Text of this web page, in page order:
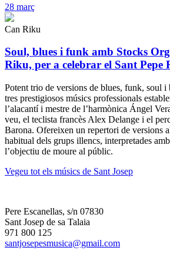
28 març
Can Riku
Soul, blues i funk amb Stocks
Riku, per a celebrar el Sant Pepe
Potent trio de versions de blues, funk, soul
tres prestigiosos músics professionals
l’alacantí i mestre de l’harmònica Ángel
veu, el teclista francès Alex Delange i el
Barona. Ofereixen un repertori de versions
habitual dels grups illencs, interpretades
l’objectiu de moure al públic.
Vegeu tot els músics de Sant Josep
Pere Escanellas, s/n 07830
Sant Josep de sa Talaia
971 800 125
santjosepesmusica@gmail.com